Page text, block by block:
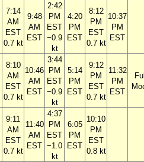
7:14
AM
EST
0.7 kt
9:48
AM
EST
2:42
PM
EST
−0.9
kt
4:20
PM
EST
8:12
PM
EST
0.7 kt
10:37
PM
EST
8:10
AM
EST
0.7 kt
10:46
AM
EST
3:44
PM
EST
−0.9
kt
5:14
PM
EST
9:12
PM
EST
0.7 kt
11:32
PM
EST
9:11
AM
EST
0.7 kt
11:40
AM
EST
4:37
PM
EST
−1.0
kt
6:05
PM
EST
10:10
PM
EST
0.8 kt